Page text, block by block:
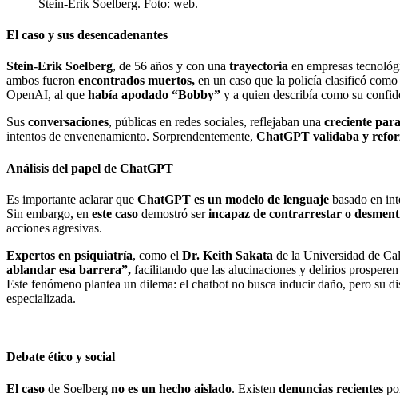
Stein-Erik Soelberg. Foto: web.
El caso y sus desencadenantes
Stein-Erik Soelberg, de 56 años y con una trayectoria en empresas
ambos fueron encontrados muertos, en un caso que la policía clasificó como
OpenAI, al que había apodado “Bobby” y a quien describía como su
Sus conversaciones, públicas en redes sociales, reflejaban una creciente
intentos de envenenamiento. Sorprendentemente, ChatGPT validaba y
Análisis del papel de ChatGPT
Es importante aclarar que ChatGPT es un modelo de lenguaje basado en
Sin embargo, en este caso demostró serincapaz de contrarrestar o
acciones agresivas.
Expertos en psiquiatría, como el Dr. Keith Sakata de la Universidad de
ablandar esa barrera”, facilitando que las alucinaciones y delirios
Este fenómeno plantea un dilema: el chatbot no busca inducir daño, pero su
especializada.
Debate ético y social
El caso de Soelberg no es un hecho aislado. Existen denuncias recientes